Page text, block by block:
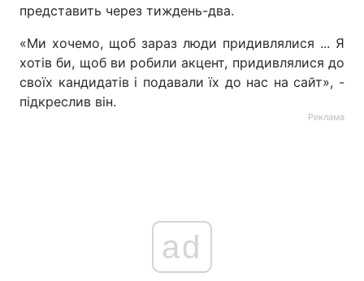
представить через тиждень-два.
«Ми хочемо, щоб зараз люди придивлялися ... Я
хотів би, щоб ви робили акцент, придивлялися до
своїх кандидатів і подавали їх до нас на сайт», -
підкреслив він.
Реклама
ad